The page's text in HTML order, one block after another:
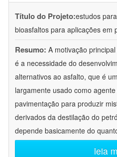
Título do Projeto:estudos
bioasfaltos para aplicações em
Resumo: A motivação
é a necessidade do
alternativos ao asfalto, que é
largamente usado como
pavimentação para produzir
derivados da destilação do
depende basicamente do
leia